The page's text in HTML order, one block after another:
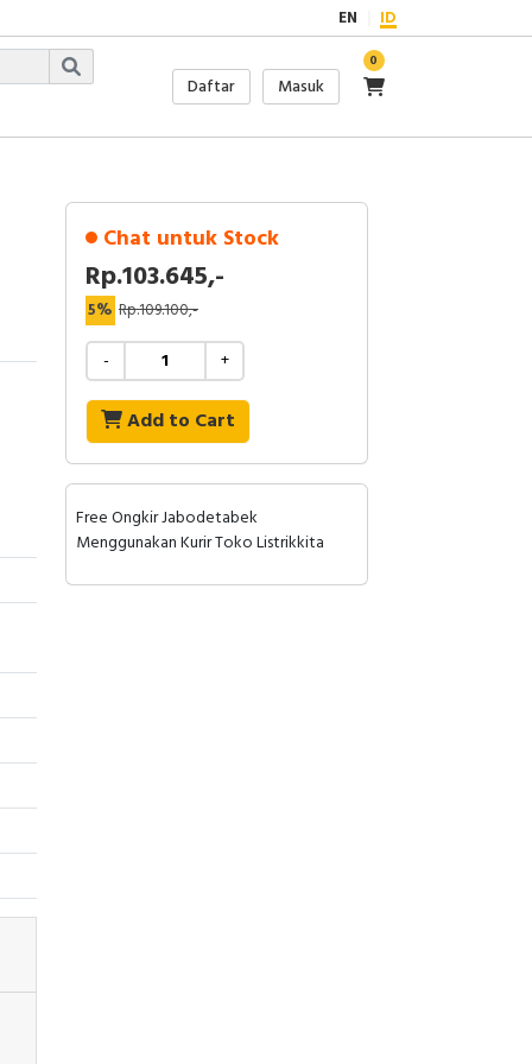
EN ID
Daftar Masuk
0
Chat untuk Stock
Rp.103.645,-
5% Rp.109.100,-
- +
Add to Cart
Free Ongkir Jabodetabek
Menggunakan Kurir Toko Listrikkita